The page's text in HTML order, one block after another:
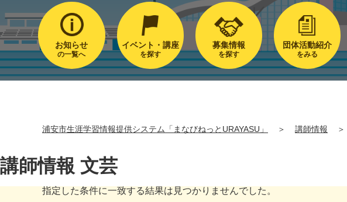
お知らせ
の一覧へ
イベント・講座
を探す
募集情報
を探す
団体活動紹介
をみる
浦安市生涯学習情報提供システム「まなびねっとURAYASU」 ＞ 講師情報 ＞
講師情報 文芸
指定した条件に一致する結果は見つかりませんでした。